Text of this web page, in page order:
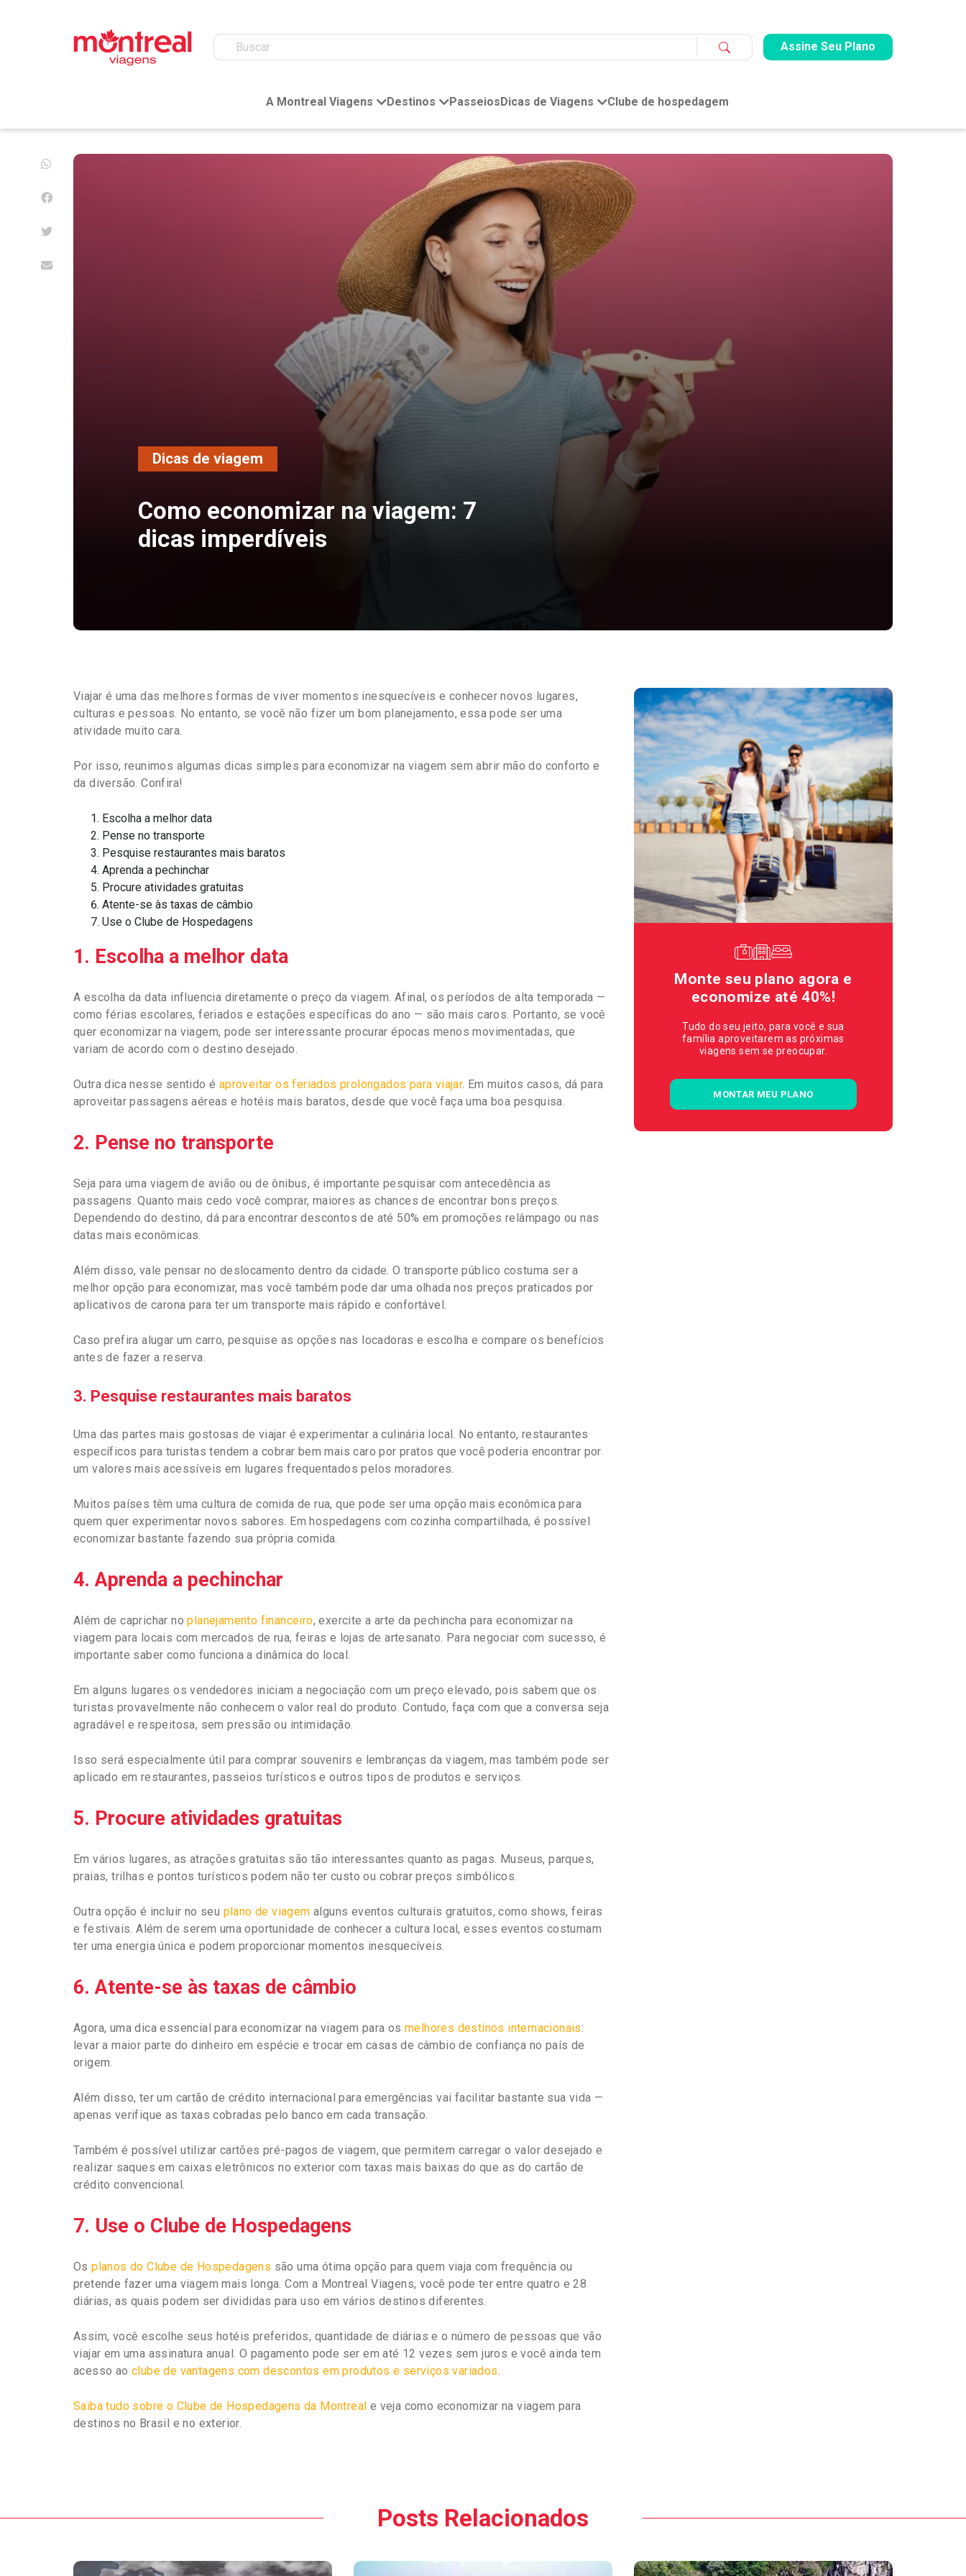
Assine Seu Plano
A Montreal Viagens Destinos Passeios Dicas de Viagens Clube de hospedagem
Dicas de viagem
Como economizar na viagem: 7
dicas imperdíveis
Viajar é uma das melhores formas de viver momentos inesquecíveis e conhecer novos lugares,
culturas e pessoas. No entanto, se você não fizer um bom planejamento, essa pode ser uma
atividade muito cara.
Por isso, reunimos algumas dicas simples para economizar na viagem sem abrir mão do conforto e
da diversão. Confira!
Escolha a melhor data
Pense no transporte
Pesquise restaurantes mais baratos
Aprenda a pechinchar
Procure atividades gratuitas
Atente-se às taxas de câmbio
Use o Clube de Hospedagens
1. Escolha a melhor data
A escolha da data influencia diretamente o preço da viagem. Afinal, os períodos de alta temporada —
como férias escolares, feriados e estações específicas do ano — são mais caros. Portanto, se você
quer economizar na viagem, pode ser interessante procurar épocas menos movimentadas, que
variam de acordo com o destino desejado.
Outra dica nesse sentido é aproveitar os feriados prolongados para viajar. Em muitos casos, dá para
aproveitar passagens aéreas e hotéis mais baratos, desde que você faça uma boa pesquisa.
2. Pense no transporte
Seja para uma viagem de avião ou de ônibus, é importante pesquisar com antecedência as
passagens. Quanto mais cedo você comprar, maiores as chances de encontrar bons preços.
Dependendo do destino, dá para encontrar descontos de até 50% em promoções relâmpago ou nas
datas mais econômicas.
Além disso, vale pensar no deslocamento dentro da cidade. O transporte público costuma ser a
melhor opção para economizar, mas você também pode dar uma olhada nos preços praticados por
aplicativos de carona para ter um transporte mais rápido e confortável.
Caso prefira alugar um carro, pesquise as opções nas locadoras e escolha e compare os benefícios
antes de fazer a reserva.
3. Pesquise restaurantes mais baratos
Uma das partes mais gostosas de viajar é experimentar a culinária local. No entanto, restaurantes
específicos para turistas tendem a cobrar bem mais caro por pratos que você poderia encontrar por
um valores mais acessíveis em lugares frequentados pelos moradores.
Muitos países têm uma cultura de comida de rua, que pode ser uma opção mais econômica para
quem quer experimentar novos sabores. Em hospedagens com cozinha compartilhada, é possível
economizar bastante fazendo sua própria comida.
4. Aprenda a pechinchar
Além de caprichar noplanejamento financeiro, exercite a arte da pechincha para economizar na
viagem para locais com mercados de rua, feiras e lojas de artesanato. Para negociar com sucesso, é
importante saber como funciona a dinâmica do local.
Em alguns lugares os vendedores iniciam a negociação com um preço elevado, pois sabem que os
turistas provavelmente não conhecem o valor real do produto. Contudo, faça com que a conversa seja
agradável e respeitosa, sem pressão ou intimidação.
Isso será especialmente útil para comprar souvenirs e lembranças da viagem, mas também pode ser
aplicado em restaurantes, passeios turísticos e outros tipos de produtos e serviços.
5. Procure atividades gratuitas
Em vários lugares, as atrações gratuitas são tão interessantes quanto as pagas. Museus, parques,
praias, trilhas e pontos turísticos podem não ter custo ou cobrar preços simbólicos.
Outra opção é incluir no seu plano de viagem alguns eventos culturais gratuitos, como shows, feiras
e festivais. Além de serem uma oportunidade de conhecer a cultura local, esses eventos costumam
ter uma energia única e podem proporcionar momentos inesquecíveis.
6. Atente-se às taxas de câmbio
Agora, uma dica essencial para economizar na viagem para os melhores destinos internacionais:
levar a maior parte do dinheiro em espécie e trocar em casas de câmbio de confiança no país de
origem.
Além disso, ter um cartão de crédito internacional para emergências vai facilitar bastante sua vida —
apenas verifique as taxas cobradas pelo banco em cada transação.
Também é possível utilizar cartões pré-pagos de viagem, que permitem carregar o valor desejado e
realizar saques em caixas eletrônicos no exterior com taxas mais baixas do que as do cartão de
crédito convencional.
7. Use o Clube de Hospedagens
Osplanos do Clube de Hospedagens são uma ótima opção para quem viaja com frequência ou
pretende fazer uma viagem mais longa. Com a Montreal Viagens, você pode ter entre quatro e 28
diárias, as quais podem ser divididas para uso em vários destinos diferentes.
Assim, você escolhe seus hotéis preferidos, quantidade de diárias e o número de pessoas que vão
viajar em uma assinatura anual. O pagamento pode ser em até 12 vezes sem juros e você ainda tem
acesso aoclube de vantagens com descontos em produtos e serviços variados
Saiba tudo sobre o Clube de Hospedagens da Montreal e veja como economizar na viagem para
destinos no Brasil e no exterior.
Monte seu plano agora e
economize até 40%!
Tudo do seu jeito, para você e sua
família aproveitarem as próximas
viagens sem se preocupar.
MONTAR MEU PLANO
Posts Relacionados